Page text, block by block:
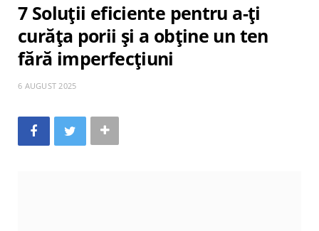
7 Soluții eficiente pentru a-ți
curăța porii și a obține un ten
fără imperfecțiuni
6 AUGUST 2025